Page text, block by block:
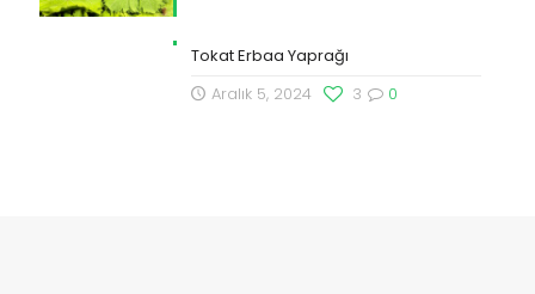
Tokat Erbaa Yaprağı
Aralık 5, 2024
0
3